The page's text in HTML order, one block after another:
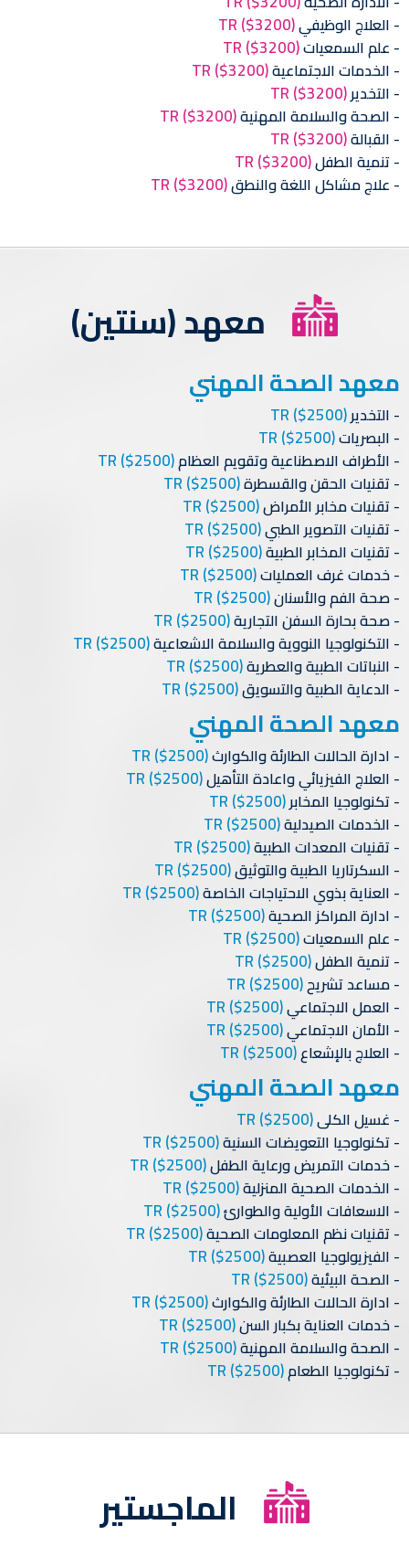
العلاج الوظيفي TR($3200)
علم السمعيات TR($3200)
الخدمات الاجتماعية TR($3200)
التخدير TR($3200)
الصحة والسلامة المهنية TR($3200)
القبالة TR($3200)
تنمية الطفل TR($3200)
علاج مشاكل اللغة والنطق TR($3200)
معهد (سنتين)
معهد الصحة المهني
التخدير TR($2500)
البصريات TR($2500)
الأطراف الاصطناعية وتقويم العظام TR($2500)
تقنيات الحقن والقسطرة TR($2500)
تقنيات مخابر الأمراض TR($2500)
تقنيات التصوير الطبي TR($2500)
تقنيات المخابر الطبية TR($2500)
خدمات غرف العمليات TR($2500)
صحة الفم والأسنان TR($2500)
صحة بحارة السفن التجارية TR($2500)
التكنولوجيا النووية والسلامة الاشعاعية TR($2500)
النباتات الطبية والعطرية TR($2500)
الدعاية الطبية والتسويق TR($2500)
معهد الصحة المهني
ادارة الحالات الطارئة والكوارث TR($2500)
العلاج الفيزيائي واعادة التأهيل TR($2500)
تكنولوجيا المخابر TR($2500)
الخدمات الصيدلية TR($2500)
تقنيات المعدات الطبية TR($2500)
السكرتاريا الطبية والتوثيق TR($2500)
العناية بذوي الاحتياجات الخاصة TR($2500)
ادارة المراكز الصحية TR($2500)
علم السمعيات TR($2500)
تنمية الطفل TR($2500)
مساعد تشريح TR($2500)
العمل الاجتماعي TR($2500)
الأمان الاجتماعي TR($2500)
العلاج بالإشعاع TR($2500)
معهد الصحة المهني
غسيل الكلى TR($2500)
تكنولوجيا التعويضات السنية TR($2500)
خدمات التمريض ورعاية الطفل TR($2500)
الخدمات الصحية المنزلية TR($2500)
الاسعافات الأولية والطوارئ TR($2500)
تقنيات نظم المعلومات الصحية TR($2500)
الفيزيولوجيا العصبية TR($2500)
الصحة البيئية TR($2500)
ادارة الحالات الطارئة والكوارث TR($2500)
خدمات العناية بكبار السن TR($2500)
الصحة والسلامة المهنية TR($2500)
تكنولوجيا الطعام TR($2500)
الماجستير